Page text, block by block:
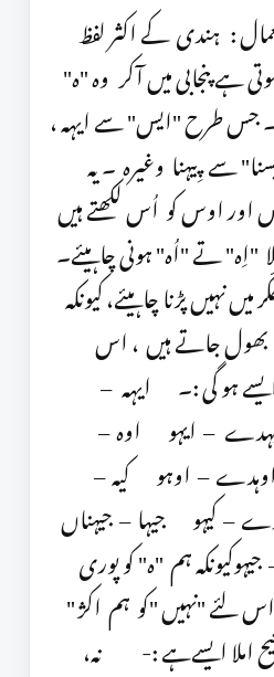
: ہندی کے اکثر لفظ
ہے پنجابی میں آکر وہ "ہ"
۔ جس طرح "ایس" سے ایہہ ،
سے پِیہنا وغیرہ ۔ یہ
اوس کو اُس لکھتے ہیں
تے "اُہ" ہونی چاہیئے۔
نہیں پڑنا چاہیئے، کیونکہ
بھول جاتے ہیں ، اس
ایسے ہو گی :۔ ایہہ –
– ایہو اوہ –
– اوہو کیہ –
– کیہو جیہا – جیہناں
ہم "ہ" کو پوری
لئے "نہیں "کو ہم اکژ "
املا ایسےہے :- نہ،